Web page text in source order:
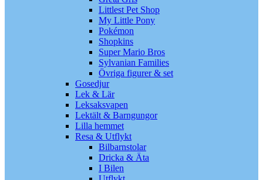
Littlest Pet Shop
My Little Pony
Pokémon
Shopkins
Super Mario Bros
Sylvanian Families
Övriga figurer & set
Gosedjur
Lek & Lär
Leksaksvapen
Lektält & Barngungor
Lilla hemmet
Resa & Utflykt
Bilbarnstolar
Dricka & Äta
I Bilen